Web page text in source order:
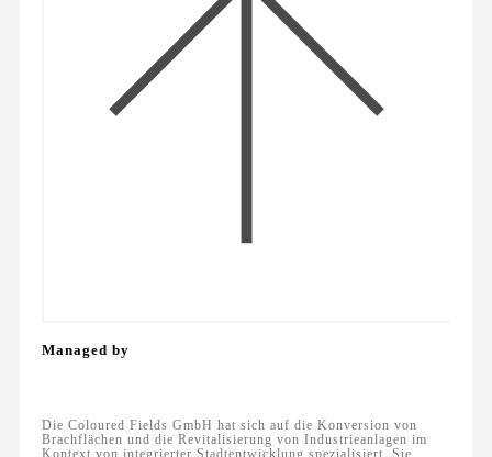
Managed by
Die Coloured Fields GmbH hat sich auf die Konversion von
Brachflächen und die Revitalisierung von Industrieanlagen im
Kontext von integrierter Stadtentwicklung spezialisiert. Sie